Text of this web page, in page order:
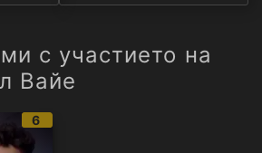
с участието на
Вайе
IMDb
6